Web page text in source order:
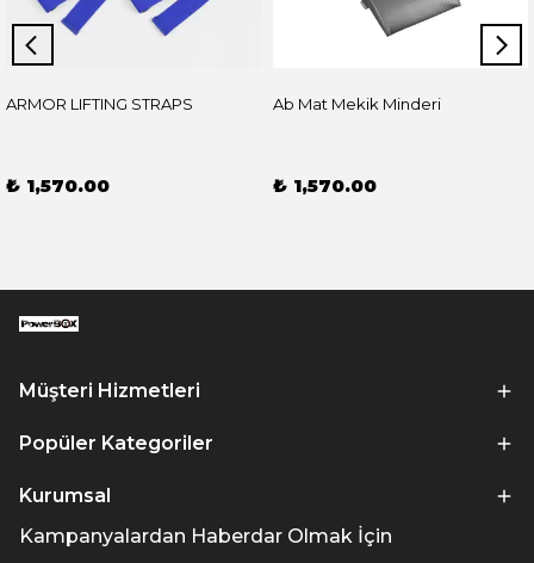
ARMOR LIFTING STRAPS
₺ 1,570.00
Ab Mat Mekik Minderi
₺ 1,570.00
Müşteri Hizmetleri
Popüler Kategoriler
Kurumsal
Kampanyalardan Haberdar Olmak İçin